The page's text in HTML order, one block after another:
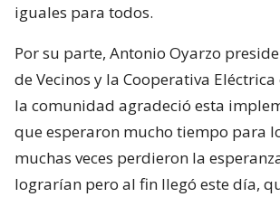
iguales para todos.
Por su parte, Antonio Oyarzo
de Vecinos y la Cooperativa
la comunidad agradeció esta
que esperaron mucho tiempo para
muchas veces perdieron la
lograrían pero al fin llegó este día,